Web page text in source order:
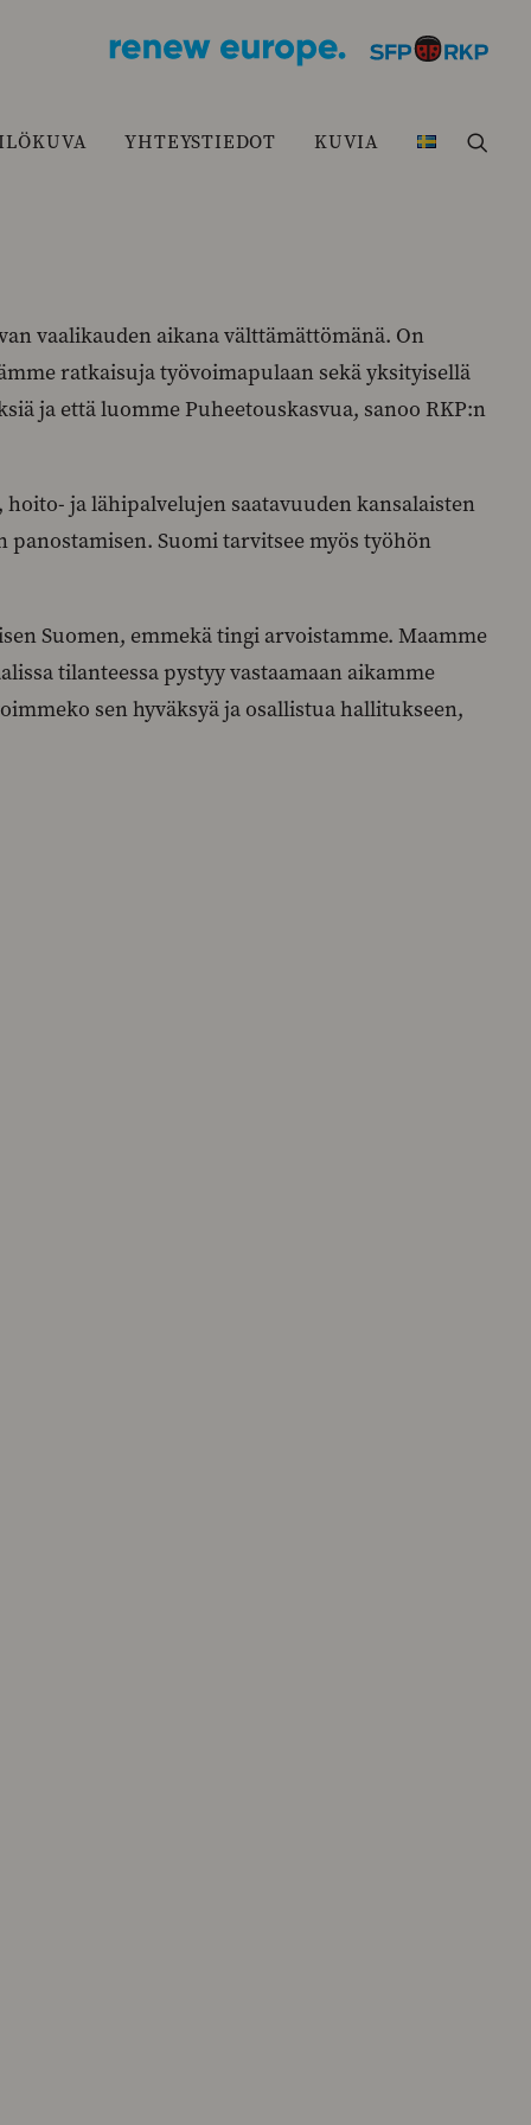
YHTEYSTIEDOT KUVIA
vaalikauden aikana välttämättömänä. On
ratkaisuja työvoimapulaan sekä yksityisellä
ja että luomme Puheetouskasvua, sanoo RKP:n
ja lähipalvelujen saatavuuden kansalaisten
Suomi tarvitsee myös työhön
Suomen, emmekä tingi arvoistamme. Maamme
tilanteessa pystyy vastaamaan aikamme
sen hyväksyä ja osallistua hallitukseen,